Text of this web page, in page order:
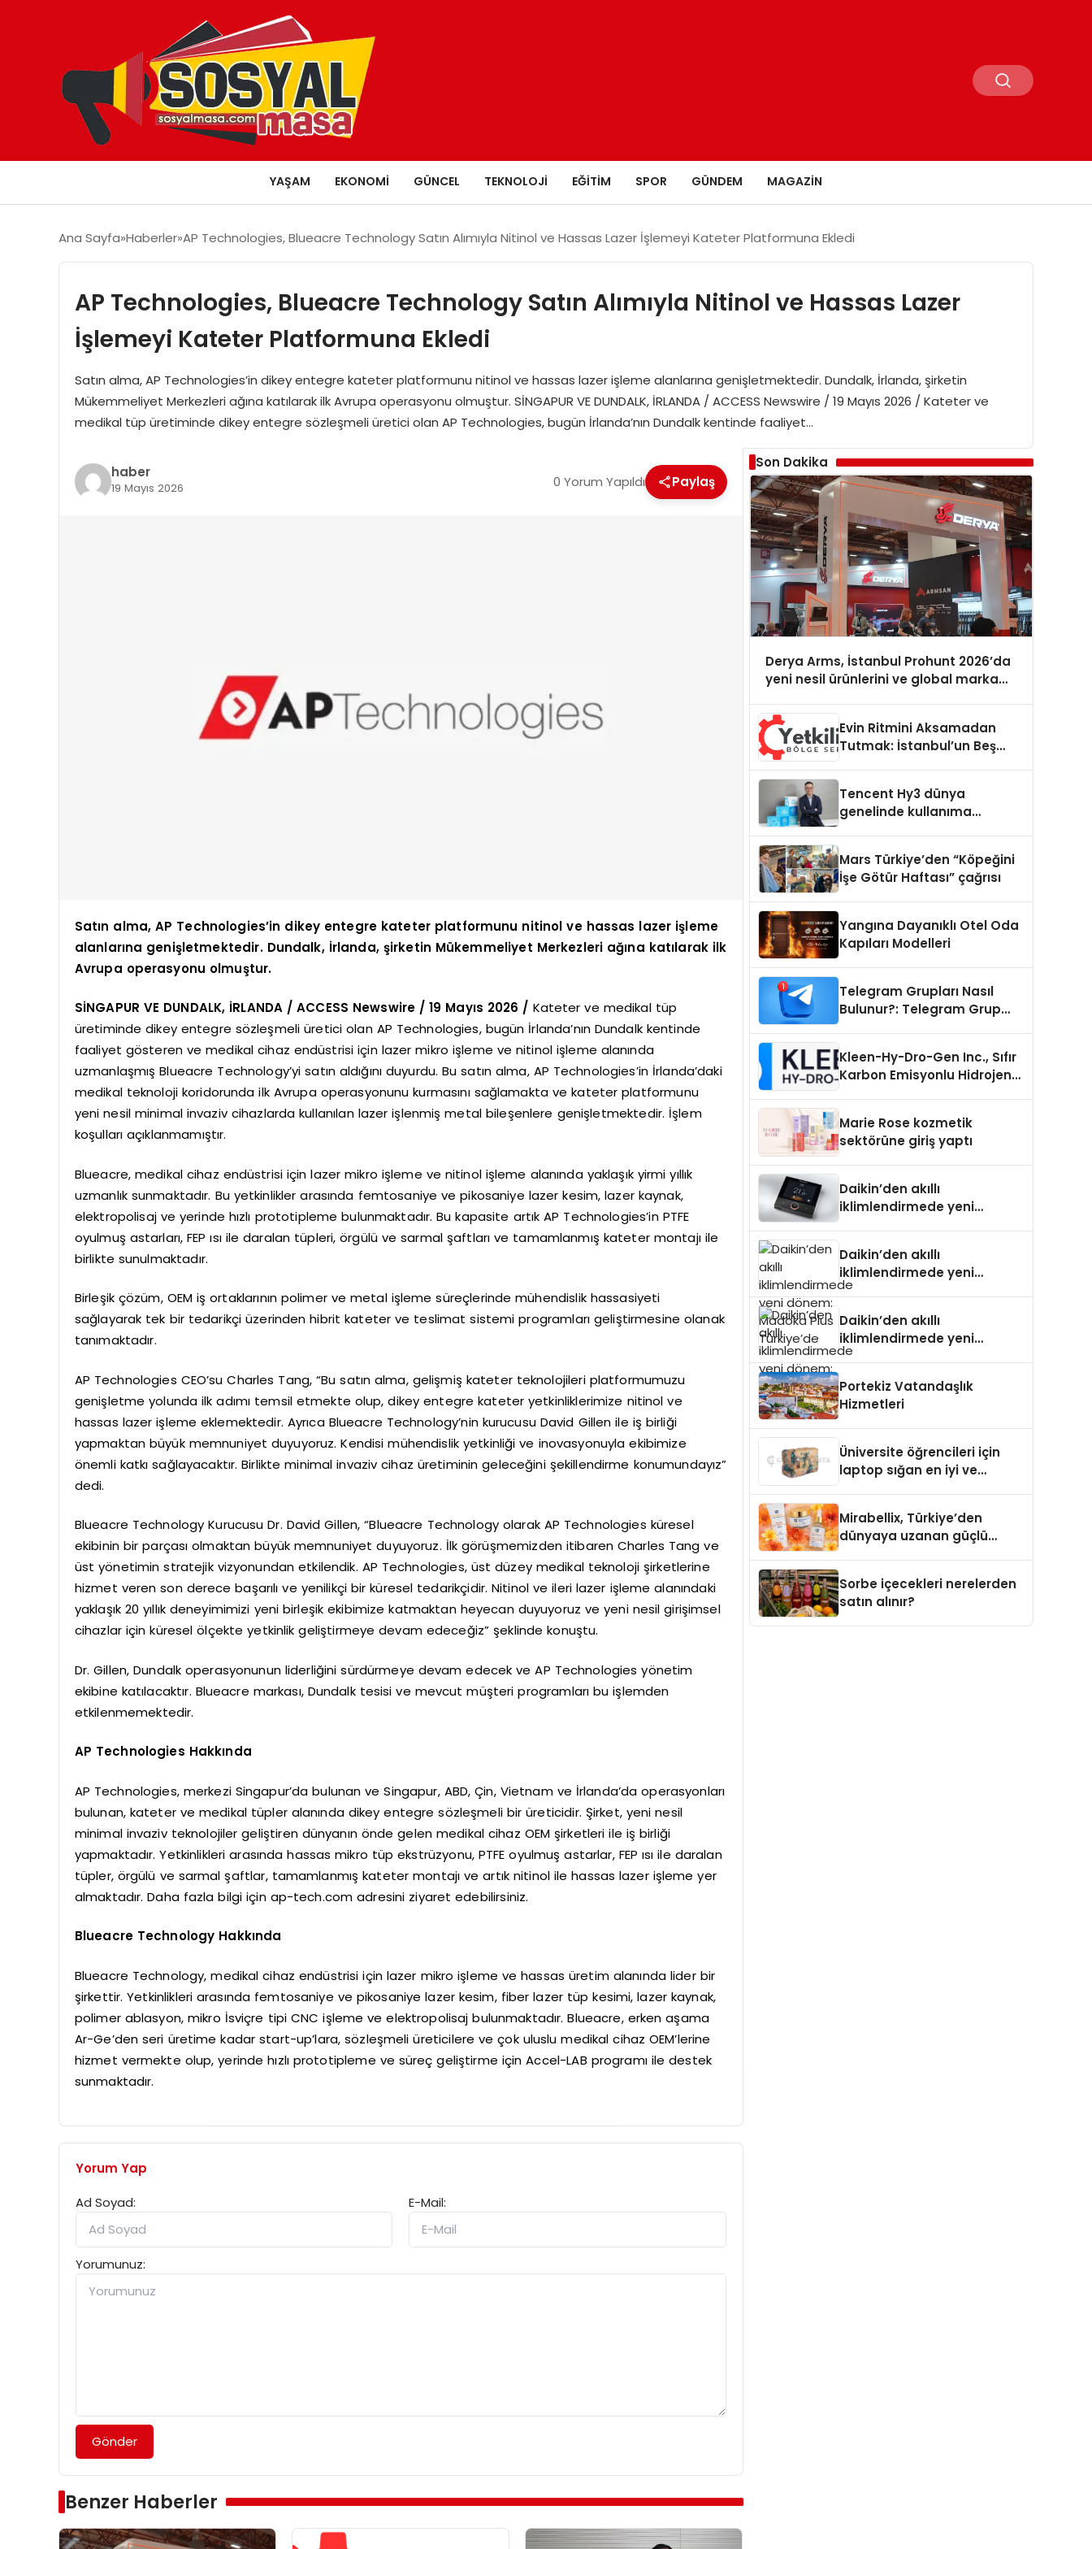
YAŞAM EKONOMI GÜNCEL TEKNOLOJI EĞITIM SPOR GÜNDEM MAGAZIN
Ana Sayfa Haberler AP Technologies, Blueacre Technology Satın Alımıyla Nitinol ve Hassas Lazer İşlemeyi Kateter Platformuna Ekledi
AP Technologies, Blueacre Technology Satın Alımıyla Nitinol ve Hassas Lazer
İşlemeyi Kateter Platformuna Ekledi
Satın alma, AP Technologies’in dikey entegre kateter platformunu nitinol ve hassas lazer işleme alanlarına genişletmektedir. Dundalk, İrlanda, şirketin
Mükemmeliyet Merkezleri ağına katılarak ilk Avrupa operasyonu olmuştur. SİNGAPUR VE DUNDALK, İRLANDA / ACCESS Newswire / 19 Mayıs 2026 / Kateter ve
medikal tüp üretiminde dikey entegre sözleşmeli üretici olan AP Technologies, bugün İrlanda’nın Dundalk kentinde faaliyet…
haber
19 Mayıs 2026 0 Yorum Yapıldı Paylaş
Satın alma, AP Technologies’in dikey entegre kateter platformunu nitinol ve hassas lazer işleme
alanlarına genişletmektedir. Dundalk, İrlanda, şirketin Mükemmeliyet Merkezleri ağına katılarak ilk
Avrupa operasyonu olmuştur.
SİNGAPUR VE DUNDALK, İRLANDA / ACCESS Newswire / 19 Mayıs 2026 / Kateter ve medikal tüp
üretiminde dikey entegre sözleşmeli üretici olan AP Technologies, bugün İrlanda’nın Dundalk kentinde
faaliyet gösteren ve medikal cihaz endüstrisi için lazer mikro işleme ve nitinol işleme alanında
uzmanlaşmış Blueacre Technology’yi satın aldığını duyurdu. Bu satın alma, AP Technologies’in İrlanda’daki
medikal teknoloji koridorunda ilk Avrupa operasyonunu kurmasını sağlamakta ve kateter platformunu
yeni nesil minimal invaziv cihazlarda kullanılan lazer işlenmiş metal bileşenlere genişletmektedir. İşlem
koşulları açıklanmamıştır.
Blueacre, medikal cihaz endüstrisi için lazer mikro işleme ve nitinol işleme alanında yaklaşık yirmi yıllık
uzmanlık sunmaktadır. Bu yetkinlikler arasında femtosaniye ve pikosaniye lazer kesim, lazer kaynak,
elektropolisaj ve yerinde hızlı prototipleme bulunmaktadır. Bu kapasite artık AP Technologies’in PTFE
oyulmuş astarları, FEP ısı ile daralan tüpleri, örgülü ve sarmal şaftları ve tamamlanmış kateter montajı ile
birlikte sunulmaktadır.
Birleşik çözüm, OEM iş ortaklarının polimer ve metal işleme süreçlerinde mühendislik hassasiyeti
sağlayarak tek bir tedarikçi üzerinden hibrit kateter ve teslimat sistemi programları geliştirmesine olanak
tanımaktadır.
AP Technologies CEO’su Charles Tang, “Bu satın alma, gelişmiş kateter teknolojileri platformumuzu
genişletme yolunda ilk adımı temsil etmekte olup, dikey entegre kateter yetkinliklerimize nitinol ve
hassas lazer işleme eklemektedir. Ayrıca Blueacre Technology’nin kurucusu David Gillen ile iş birliği
yapmaktan büyük memnuniyet duyuyoruz. Kendisi mühendislik yetkinliği ve inovasyonuyla ekibimize
önemli katkı sağlayacaktır. Birlikte minimal invaziv cihaz üretiminin geleceğini şekillendirme konumundayız”
dedi.
Blueacre Technology Kurucusu Dr. David Gillen, “Blueacre Technology olarak AP Technologies küresel
ekibinin bir parçası olmaktan büyük memnuniyet duyuyoruz. İlk görüşmemizden itibaren Charles Tang ve
üst yönetimin stratejik vizyonundan etkilendik. AP Technologies, üst düzey medikal teknoloji şirketlerine
hizmet veren son derece başarılı ve yenilikçi bir küresel tedarikçidir. Nitinol ve ileri lazer işleme alanındaki
yaklaşık 20 yıllık deneyimimizi yeni birleşik ekibimize katmaktan heyecan duyuyoruz ve yeni nesil girişimsel
cihazlar için küresel ölçekte yetkinlik geliştirmeye devam edeceğiz” şeklinde konuştu.
Dr. Gillen, Dundalk operasyonunun liderliğini sürdürmeye devam edecek ve AP Technologies yönetim
ekibine katılacaktır. Blueacre markası, Dundalk tesisi ve mevcut müşteri programları bu işlemden
etkilenmemektedir.
AP Technologies Hakkında
AP Technologies, merkezi Singapur’da bulunan ve Singapur, ABD, Çin, Vietnam ve İrlanda’da operasyonları
bulunan, kateter ve medikal tüpler alanında dikey entegre sözleşmeli bir üreticidir. Şirket, yeni nesil
minimal invaziv teknolojiler geliştiren dünyanın önde gelen medikal cihaz OEM şirketleri ile iş birliği
yapmaktadır. Yetkinlikleri arasında hassas mikro tüp ekstrüzyonu, PTFE oyulmuş astarlar, FEP ısı ile daralan
tüpler, örgülü ve sarmal şaftlar, tamamlanmış kateter montajı ve artık nitinol ile hassas lazer işleme yer
almaktadır. Daha fazla bilgi için ap-tech.com adresini ziyaret edebilirsiniz.
Blueacre Technology Hakkında
Blueacre Technology, medikal cihaz endüstrisi için lazer mikro işleme ve hassas üretim alanında lider bir
şirkettir. Yetkinlikleri arasında femtosaniye ve pikosaniye lazer kesim, fiber lazer tüp kesimi, lazer kaynak,
polimer ablasyon, mikro İsviçre tipi CNC işleme ve elektropolisaj bulunmaktadır. Blueacre, erken aşama
Ar-Ge’den seri üretime kadar start-up’lara, sözleşmeli üreticilere ve çok uluslu medikal cihaz OEM’lerine
hizmet vermekte olup, yerinde hızlı prototipleme ve süreç geliştirme için Accel-LAB programı ile destek
sunmaktadır.
Yorum Yap
Ad Soyad:
E-Mail:
Yorumunuz:
Gönder
Benzer Haberler
Son Dakika
Derya Arms, İstanbul Prohunt 2026’da
yeni nesil ürünlerini ve global marka
Evin Ritmini Aksamadan
Tutmak: İstanbul’un Beş
Tencent Hy3 dünya
genelinde kullanıma
Mars Türkiye’den “Köpeğini
İşe Götür Haftası” çağrısı
Yangına Dayanıklı Otel Oda
Kapıları Modelleri
Telegram Grupları Nasıl
Bulunur?: Telegram Grup
Kleen-Hy-Dro-Gen Inc., Sıfır
Karbon Emisyonlu Hidrojen
Aldı
Marie Rose kozmetik
sektörüne giriş yaptı
Daikin’den akıllı
iklimlendirmede yeni
Daikin’den akıllı
iklimlendirmede yeni
dönem: Madoka Plus
Daikin’den akıllı
iklimlendirmede yeni
dönem: Madoka Plus
Portekiz Vatandaşlık
Hizmetleri
Üniversite öğrencileri için
laptop sığan en iyi ve
Mirabellix, Türkiye’den
dünyaya uzanan güçlü
Sorbe içecekleri nerelerden
satın alınır?